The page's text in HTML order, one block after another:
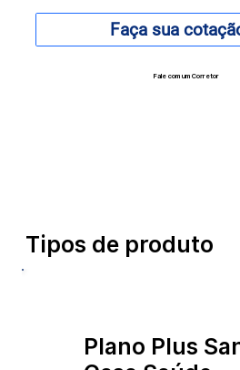
Fale com um Corretor
Faça sua
Tipos de produto
Plano Plus